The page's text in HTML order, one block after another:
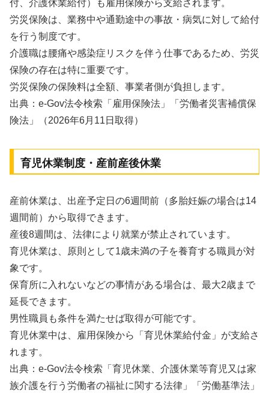
付、介護休業給付）も雇用保険から支給されます。
労災保険は、業務中や通勤途中の事故・病気に対して給付
を行う制度です。
介護職は腰痛や感染症リスクを伴う仕事であるため、労災
保険の存在は特に重要です。
労災保険の保険料は全額、事業者側が負担します。
出典：e-Gov法令検索「雇用保険法」「労働者災害補償保
険法」（2026年6月11日取得）
育児休業制度・産前産後休業
産前休業は、出産予定日の6週間前（多胎妊娠の場合は14
週間前）から取得できます。
産後8週間は、法律により就業が禁止されています。
育児休業は、原則として1歳未満の子を養育する職員が対
象です。
保育所に入れないなどの事情がある場合は、最大2歳まで
延長できます。
男性職員も条件を満たせば取得が可能です。
育児休業中は、雇用保険から「育児休業給付金」が支給さ
れます。
出典：e-Gov法令検索「育児休業、介護休業等育児又は家
族介護を行う労働者の福祉に関する法律」「労働基準法」